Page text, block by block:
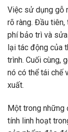
Việc sử dụng gỗ
rõ ràng. Đầu
phí bảo trì và
lại tác động của
trình. Cuối cùng,
nó có thể tái chế
xuất.
Một trong những
tính linh hoạt